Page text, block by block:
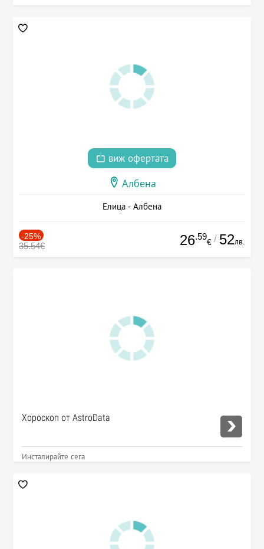
виж офертата
Албена
Елица - Албена
-25%
35.54€ 26.59
€ / 52лв.
Хороскоп от AstroData
Инсталирайте сега